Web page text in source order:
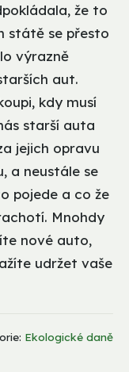
že to
státě se přesto
výrazně
aut.
kdy musí
starší auta
jejich opravu
a neustále se
pojede a co že
Mnohdy
nové auto,
udržet vaše
Ekologické daně